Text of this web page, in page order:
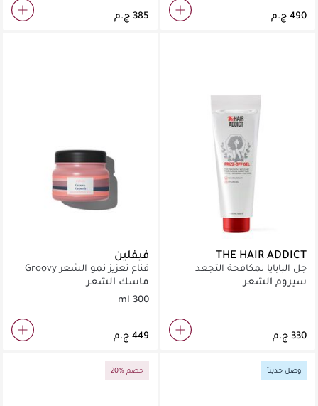
THE HAIR ADDICT
جل البابايا لمكافحة التجعد
سيروم الشعر
فيفلين
قناع تعزيز نمو الشعر Groovy
Growth
ماسك الشعر
300 ml
وصل حديثاً 20% خصم